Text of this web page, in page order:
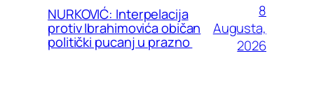
NURKOVIĆ: Interpelacija
protiv Ibrahimovića običan
politički pucanj u prazno
8
Augusta,
2026